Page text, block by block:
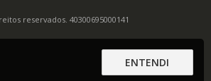
reservados. 40300695000141
ENTENDI